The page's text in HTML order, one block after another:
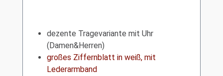
dezente Tragevariante mit Uhr
(Damen&Herren)
großes Ziffernblatt in weiß, mit
Lederarmband